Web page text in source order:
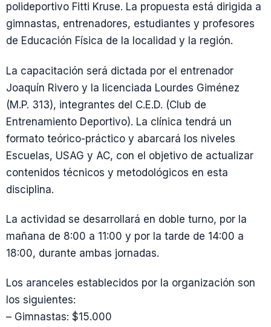
polideportivo Fitti Kruse. La propuesta está dirigida a
gimnastas, entrenadores, estudiantes y profesores
de Educación Física de la localidad y la región.
La capacitación será dictada por el entrenador
Joaquín Rivero y la licenciada Lourdes Giménez
(M.P. 313), integrantes del C.E.D. (Club de
Entrenamiento Deportivo). La clínica tendrá un
formato teórico-práctico y abarcará los niveles
Escuelas, USAG y AC, con el objetivo de actualizar
contenidos técnicos y metodológicos en esta
disciplina.
La actividad se desarrollará en doble turno, por la
mañana de 8:00 a 11:00 y por la tarde de 14:00 a
18:00, durante ambas jornadas.
Los aranceles establecidos por la organización son
los siguientes:
– Gimnastas: $15.000